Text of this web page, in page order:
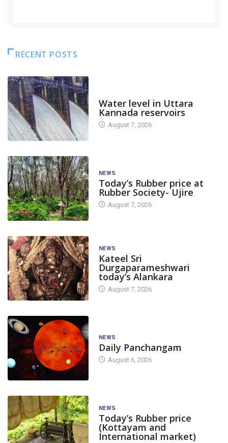
RECENT POSTS
Water level in Uttara
Kannada reservoirs
August 7, 2026
NEWS
Today’s Rubber price at
Rubber Society- Ujire
August 7, 2026
NEWS
Kateel Sri
Durgaparameshwari
today’s Alankara
August 7, 2026
NEWS
Daily Panchangam
August 6, 2026
NEWS
Today’s Rubber price
(Kottayam and
International market)